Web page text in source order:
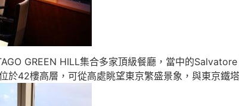
GREEN HILL集合多家頂級餐廳，當中的
於42樓高層，可從高處眺望東京繁盛景象，與東京鐵